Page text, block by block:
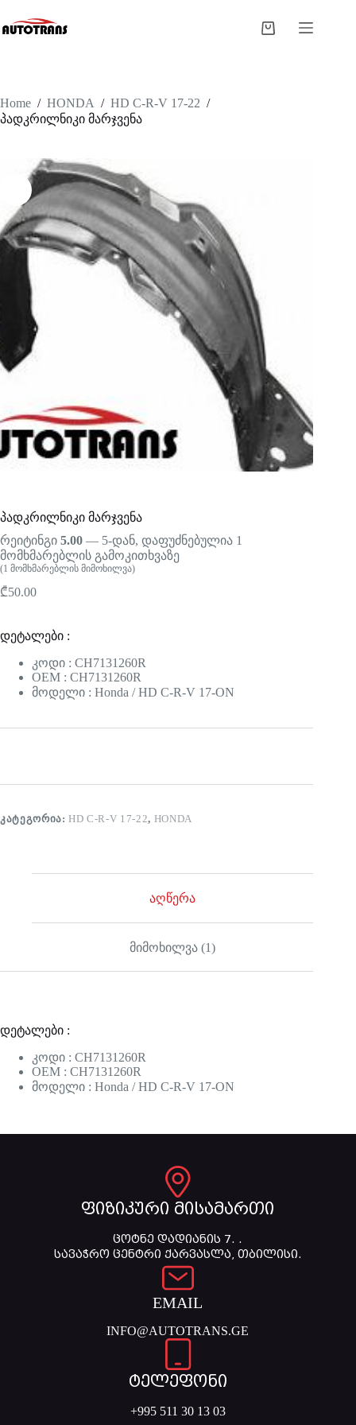
Home / HONDA / HD C-R-V 17-22 /
პადკრილნიკი მარჯვენა
პადკრილნიკი მარჯვენა
რეიტინგი 5.00 — 5-დან, დაფუძნებულია 1
მომხმარებლის გამოკითხვაზე
(1 მომხმარებლის მიმოხილვა)
₾50.00
დეტალები :
კოდი : CH7131260R
OEM : CH7131260R
მოდელი : Honda / HD C-R-V 17-ON
ᲙᲐᲢᲔᲒᲝᲠᲘᲐ:HD C-R-V 17-22, HONDA
აღწერა
მიმოხილვა (1)
დეტალები :
კოდი : CH7131260R
OEM : CH7131260R
მოდელი : Honda / HD C-R-V 17-ON
ფიზიკური მისამართი
ცოტნე დადიანის 7. .
სავაჭრო ცენტრი ქარვასლა, თბილისი.
EMAIL
INFO@AUTOTRANS.GE
ტელეფონი
+995 511 30 13 03